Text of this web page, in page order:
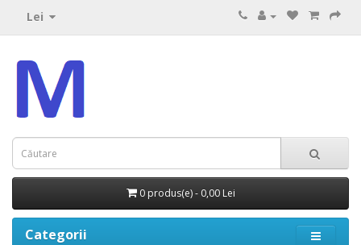
Lei
0 produs(e) - 0,00 Lei
Categorii